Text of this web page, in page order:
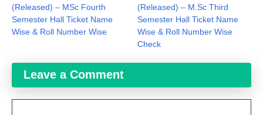
(Released) – MSc Fourth
Semester Hall Ticket Name
Wise & Roll Number Wise
(Released) – M.Sc Third
Semester Hall Ticket Name
Wise & Roll Number Wise
Check
Leave a Comment